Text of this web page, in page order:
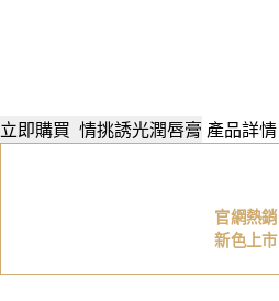
立即購買 情挑誘光潤唇膏 產品詳情
官網熱銷
新色上市